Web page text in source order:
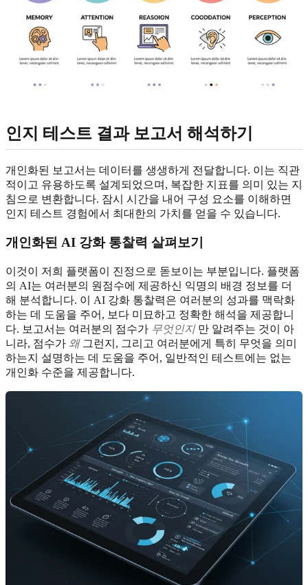
인지 테스트 결과 보고서 해석하기
개인화된 보고서는 데이터를 생생하게 전달합니다. 이는 직관
적이고 유용하도록 설계되었으며, 복잡한 지표를 의미 있는 지
침으로 변환합니다. 잠시 시간을 내어 구성 요소를 이해하면
인지 테스트 경험에서 최대한의 가치를 얻을 수 있습니다.
개인화된 AI 강화 통찰력 살펴보기
이것이 저희 플랫폼이 진정으로 돋보이는 부분입니다. 플랫폼
의 AI는 여러분의 원점수에 제공하신 익명의 배경 정보를 더
해 분석합니다. 이 AI 강화 통찰력은 여러분의 성과를 맥락화
하는 데 도움을 주어, 보다 미묘하고 정확한 해석을 제공합니
다. 보고서는 여러분의 점수가 무엇인지만 알려주는 것이 아
니라, 점수가 왜그런지, 그리고 여러분에게 특히 무엇을 의미
하는지 설명하는 데 도움을 주어, 일반적인 테스트에는 없는
개인화 수준을 제공합니다.